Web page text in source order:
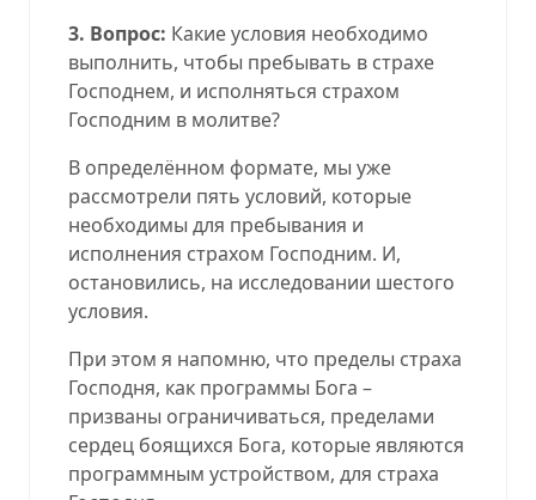
3. Вопрос: Какие условия необходимо
выполнить, чтобы пребывать в страхе
Господнем, и исполняться страхом
Господним в молитве?
В определённом формате, мы уже
рассмотрели пять условий, которые
необходимы для пребывания и
исполнения страхом Господним. И,
остановились, на исследовании шестого
условия.
При этом я напомню, что пределы страха
Господня, как программы Бога –
призваны ограничиваться, пределами
сердец боящихся Бога, которые являются
программным устройством, для страха